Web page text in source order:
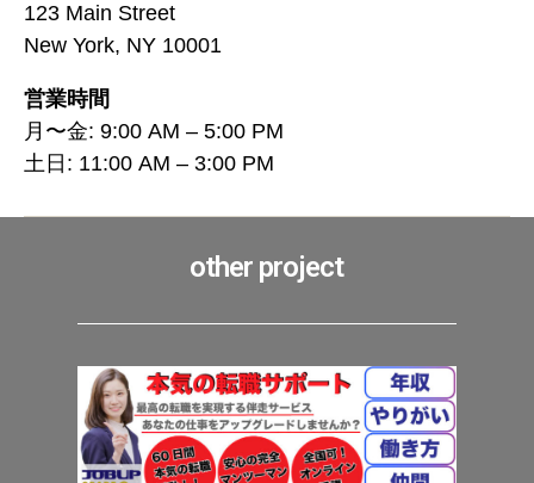
123 Main Street
New York, NY 10001
営業時間
月〜金: 9:00 AM – 5:00 PM
土日: 11:00 AM – 3:00 PM
other project